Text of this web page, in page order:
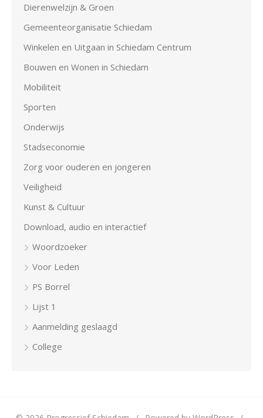
Dierenwelzijn & Groen
Gemeenteorganisatie Schiedam
Winkelen en Uitgaan in Schiedam Centrum
Bouwen en Wonen in Schiedam
Mobiliteit
Sporten
Onderwijs
Stadseconomie
Zorg voor ouderen en jongeren
Veiligheid
Kunst & Cultuur
Download, audio en interactief
Woordzoeker
Voor Leden
PS Borrel
Lijst 1
Aanmelding geslaagd
College